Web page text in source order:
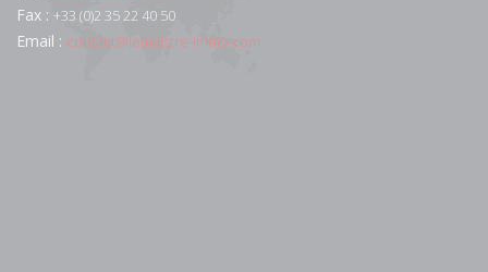
Fax : +33 (0)2 35 22 40 50
Email : contact@lemaistre-immo.com